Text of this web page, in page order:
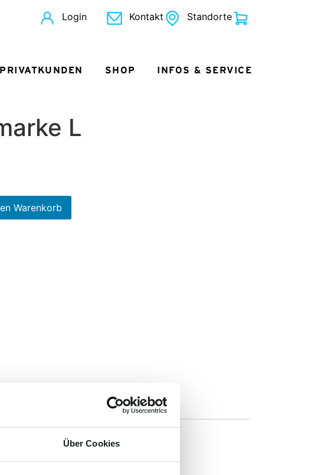
Über Cookies
Login Kontakt Standorte
PRIVATKUNDEN SHOP INFOS & SERVICE
L
Warenkorb